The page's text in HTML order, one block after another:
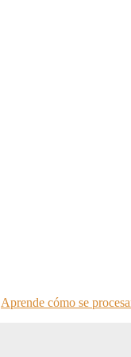
Aprende cómo se